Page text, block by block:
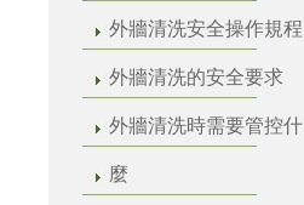
外牆清洗安全操作規程
外牆清洗的安全要求
外牆清洗時需要管控什
麼